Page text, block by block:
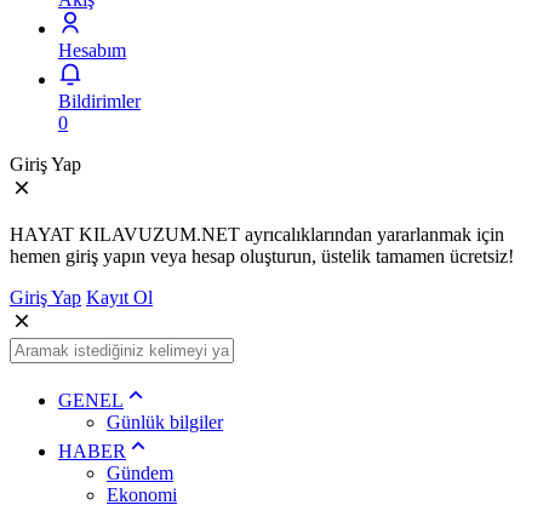
Hesabım
Bildirimler
0
Giriş Yap
HAYAT KILAVUZUM.NET ayrıcalıklarından yararlanmak için
hemen giriş yapın veya hesap oluşturun, üstelik tamamen ücretsiz!
Giriş Yap Kayıt Ol
GENEL
Günlük bilgiler
HABER
Gündem
Ekonomi